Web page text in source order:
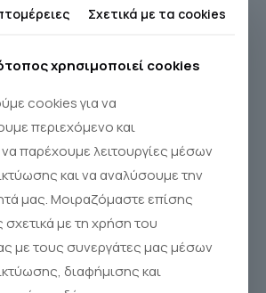
SINUS RINSE KIT 10
Sinus Rinse®
Σχετικά με τα cookies
χρησιμοποιεί cookies
cookies για να
περιεχόμενο και
παρέχουμε λειτουργίες μέσων
και να αναλύσουμε την
μας. Μοιραζόμαστε επίσης
με τη χρήση του
με τους συνεργάτες μας μέσων
διαφήμισης και